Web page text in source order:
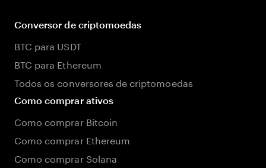
Conversor de criptomoedas
BTC para USDT
BTC para Ethereum
Todos os conversores de criptomoedas
Como comprar ativos
Como comprar Bitcoin
Como comprar Ethereum
Como comprar Solana